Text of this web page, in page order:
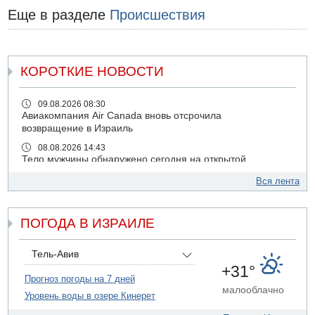
Еще в разделе Происшествия
КОРОТКИЕ НОВОСТИ
09.08.2026 08:30
Авиакомпания Air Canada вновь отсрочила
возвращение в Израиль
08.08.2026 14:43
Тело мужчины обнаружено сегодня на открытой
08.08.2026 11:02
07.08.2026 20:41
Ynet: "Хизбалла" запустила БПЛА со взрывчаткой по
силам ЦАХАЛ
Вся лента
ПОГОДА В ИЗРАИЛЕ
Тель-Авив
Прогноз погоды на 7 дней
Уровень воды в озере Кинерет
+31°
малооблачно